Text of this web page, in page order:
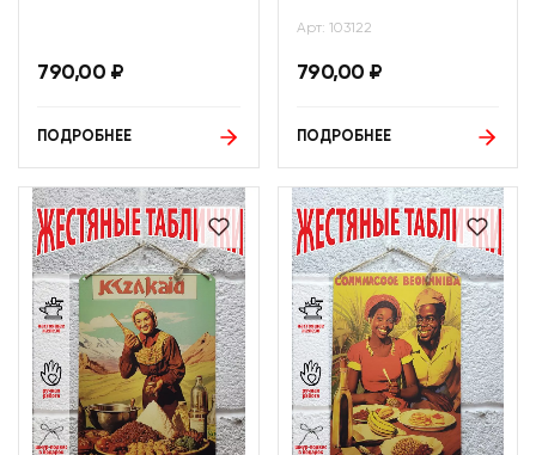
790,00 ₽
ПОДРОБНЕЕ
Арт: 103122
790,00 ₽
ПОДРОБНЕЕ